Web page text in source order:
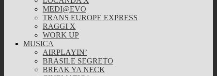
MEDI@EVO
TRANS EUROPE EXPRESS
RAGGI X
WORK UP
MUSICA
AIRPLAYIN’
BRASILE SEGRETO
BREAK YA NECK